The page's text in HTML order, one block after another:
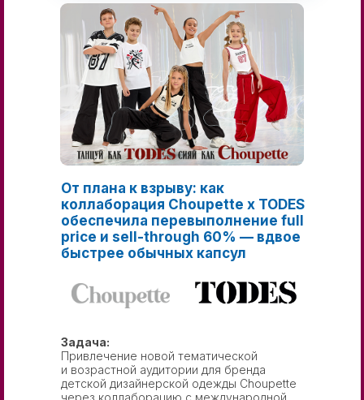
От плана к взрыву: как
коллаборация Choupette x TODES
обеспечила перевыполнение full
price и sell-through 60% — вдвое
быстрее обычных капсул
Задача:
Привлечение новой тематической
и возрастной аудитории для бренда
детской дизайнерской одежды Choupette
через коллаборацию с международной